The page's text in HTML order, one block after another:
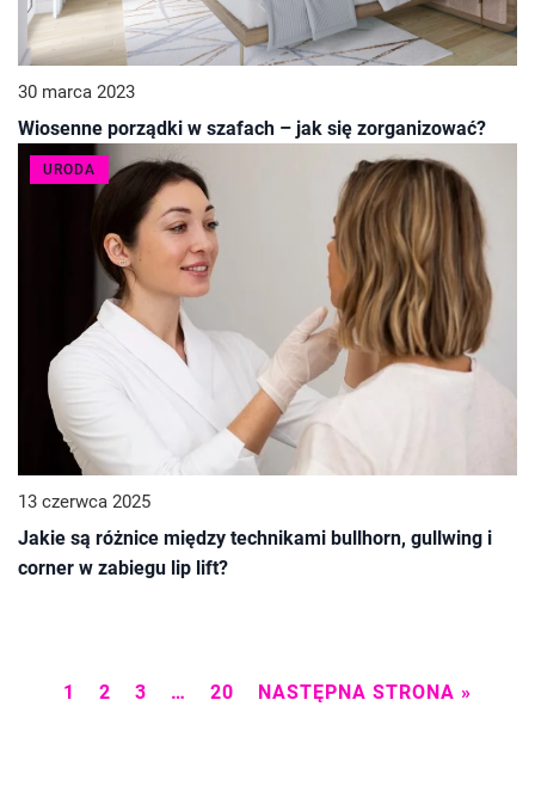
30 marca 2023
Wiosenne porządki w szafach – jak się zorganizować?
URODA
13 czerwca 2025
Jakie są różnice między technikami bullhorn, gullwing i
corner w zabiegu lip lift?
1 2 3 … 20 NASTĘPNA STRONA »